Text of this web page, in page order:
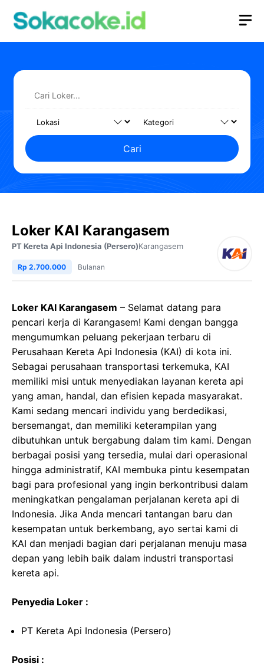
Cari
Loker KAI Karangasem
PT Kereta Api Indonesia (Persero)Karangasem
Rp 2.700.000 Bulanan
Loker KAI Karangasem – Selamat datang para
pencari kerja di Karangasem! Kami dengan bangga
mengumumkan peluang pekerjaan terbaru di
Perusahaan Kereta Api Indonesia (KAI) di kota ini.
Sebagai perusahaan transportasi terkemuka, KAI
memiliki misi untuk menyediakan layanan kereta api
yang aman, handal, dan efisien kepada masyarakat.
Kami sedang mencari individu yang berdedikasi,
bersemangat, dan memiliki keterampilan yang
dibutuhkan untuk bergabung dalam tim kami. Dengan
berbagai posisi yang tersedia, mulai dari operasional
hingga administratif, KAI membuka pintu kesempatan
bagi para profesional yang ingin berkontribusi dalam
meningkatkan pengalaman perjalanan kereta api di
Indonesia. Jika Anda mencari tantangan baru dan
kesempatan untuk berkembang, ayo sertai kami di
KAI dan menjadi bagian dari perjalanan menuju masa
depan yang lebih baik dalam industri transportasi
kereta api.
Penyedia Loker :
PT Kereta Api Indonesia (Persero)
Posisi :